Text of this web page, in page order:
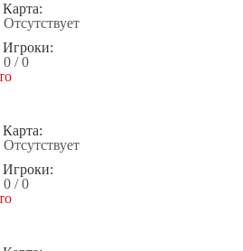
Карта:
Отсутствует
Игроки:
0 / 0
Карта:
Отсутствует
Игроки:
0 / 0